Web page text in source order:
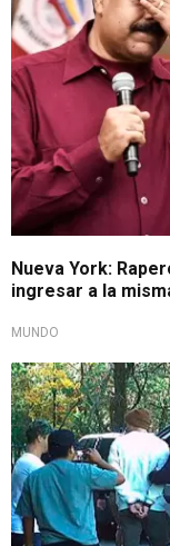
Nueva York:
ingresar a la
MUNDO
Bajo investigación